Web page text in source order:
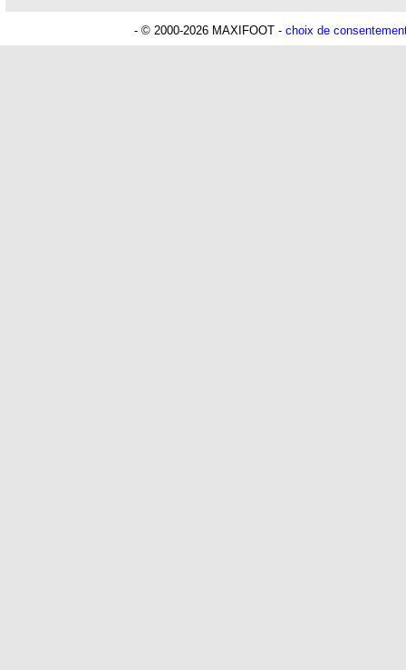
- © 2000-2026 MAXIFOOT - choix de